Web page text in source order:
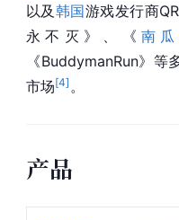
以及 韩国游戏发行商
永不灭 》、《 南
《BuddymanRun》
市场[4] 。
产品